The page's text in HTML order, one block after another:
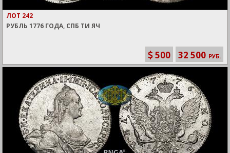
ЛОТ 242
РУБЛЬ 1776 ГОДА, СПБ ТИ ЯЧ
500 32 500 РУБ.